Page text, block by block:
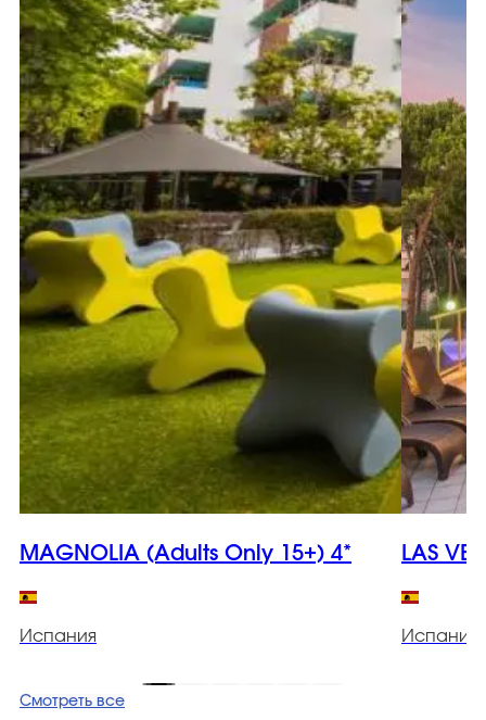
MAGNOLIA (Adults Only 15+) 4*
Испания
LAS
Испания
Смотреть все